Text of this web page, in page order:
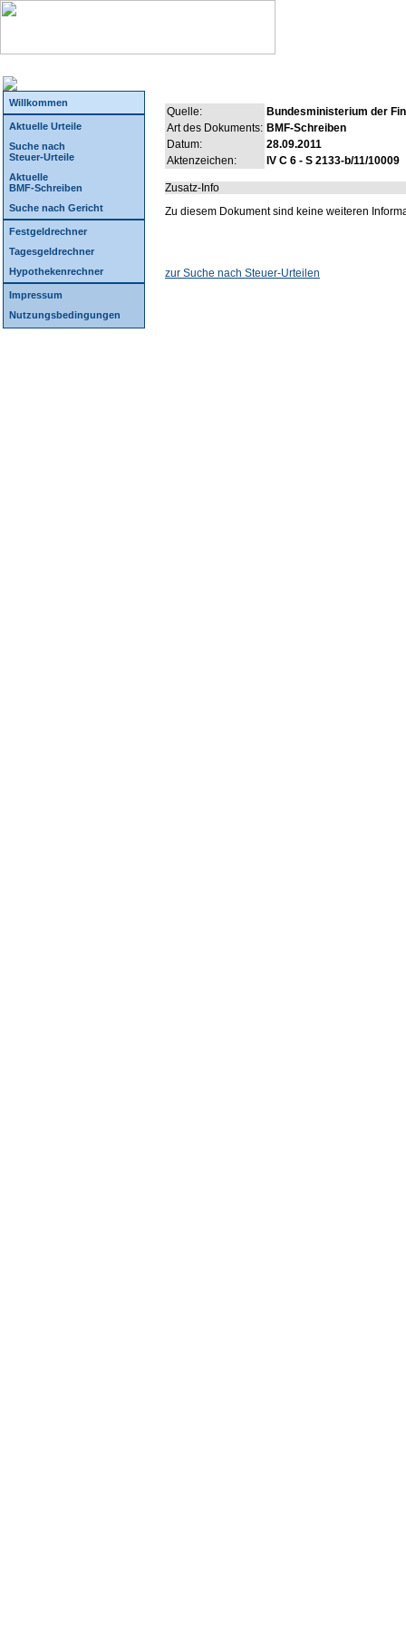
Willkommen
Aktuelle Urteile
Suche nach
Steuer-Urteile
Aktuelle
BMF-Schreiben
Suche nach Gericht
Festgeldrechner
Tagesgeldrechner
Hypothekenrechner
Impressum
Nutzungsbedingungen
Quelle:
Bundesministerium der
Art des Dokuments: BMF-Schreiben
Datum:
28.09.2011
Aktenzeichen:
IV C 6 - S 2133-b/11/10009
Zusatz-Info
Zu diesem Dokument sind keine weiteren
zur Suche nach Steuer-Urteilen